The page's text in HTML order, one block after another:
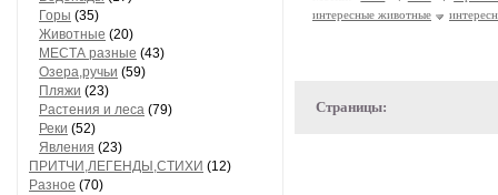
Горы (35)
Животные (20)
МЕСТА разные (43)
Озера,ручьи (59)
Пляжи (23)
Растения и леса (79)
Реки (52)
Явления (23)
ПРИТЧИ,ЛЕГЕНДЫ,СТИХИ (12)
Разное (70)
интересные животные
Страницы: